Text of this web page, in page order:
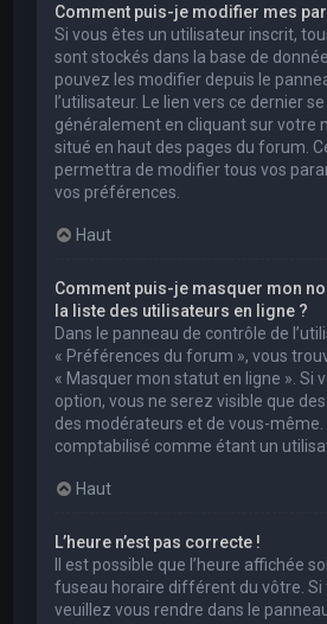
Comment puis-je modifier mes
Si vous êtes un utilisateur inscrit,
sont stockés dans la base de
pouvez les modifier depuis le
l’utilisateur. Le lien vers ce dernier
généralement en cliquant sur votre
situé en haut des pages du forum.
permettra de modifier tous vos
vos préférences.
Haut
Comment puis-je masquer mon
la liste des utilisateurs en ligne ?
Dans le panneau de contrôle de
« Préférences du forum », vous
« Masquer mon statut en ligne ». Si
option, vous ne serez visible que
des modérateurs et de vous-même.
comptabilisé comme étant un
Haut
L’heure n’est pas correcte !
Il est possible que l’heure affichée
fuseau horaire différent du vôtre. Si
veuillez vous rendre dans le